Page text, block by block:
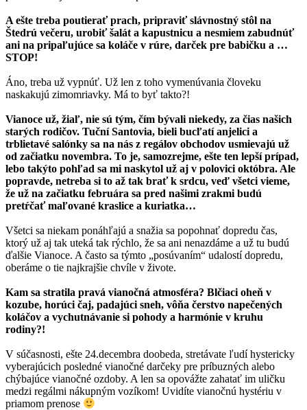
A ešte treba poutierať prach, pripraviť slávnostný stôl na
Štedrú večeru, urobiť šalát a kapustnicu a nesmiem zabudnúť
ani na pripaľujúce sa koláče v rúre, darček pre babičku a …
STOP!
Áno, treba už vypnúť. Už len z toho vymenúvania človeku
naskakujú zimomriavky. Má to byť takto?!
Vianoce už, žiaľ, nie sú tým, čím bývali niekedy, za čias našich
starých rodičov. Tuční Santovia, bieli bucľatí anjelici a
trblietavé salónky sa na nás z regálov obchodov usmievajú už
od začiatku novembra. To je, samozrejme, ešte ten lepší prípad,
lebo takýto pohľad sa mi naskytol už aj v polovici októbra. Ale
popravde, netreba si to až tak brať k srdcu, veď všetci vieme,
že už na začiatku februára sa pred našimi zrakmi budú
pretŕčať maľované kraslice a kuriatka…
Všetci sa niekam ponáhľajú a snažia sa popohnať dopredu čas,
ktorý už aj tak uteká tak rýchlo, že sa ani nenazdáme a už tu budú
ďalšie Vianoce. A často sa týmto „posúvaním“ udalostí dopredu,
oberáme o tie najkrajšie chvíle v živote.
Kam sa stratila pravá vianočná atmosféra? Blčiaci oheň v
kozube, horúci čaj, padajúci sneh, vôňa čerstvo napečených
koláčov a vychutnávanie si pohody a harmónie v kruhu
rodiny?!
V súčasnosti, ešte 24.decembra doobeda, stretávate ľudí hystericky
vyberajúcich posledné vianočné darčeky pre príbuzných alebo
chýbajúce vianočné ozdoby. A len sa opovážte zahatať im uličku
medzi regálmi nákupným vozíkom! Uvidíte vianočnú hystériu v
priamom prenose